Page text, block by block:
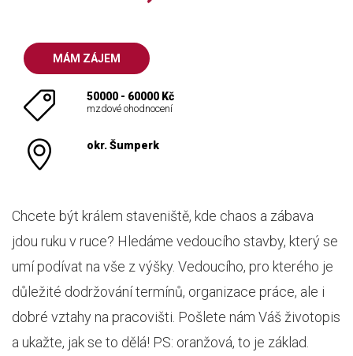
MÁM ZÁJEM
50000 - 60000 Kč
mzdové ohodnocení
okr. Šumperk
Chcete být králem staveniště, kde chaos a zábava
jdou ruku v ruce? Hledáme vedoucího stavby, který se
umí podívat na vše z výšky. Vedoucího, pro kterého je
důležité dodržování termínů, organizace práce, ale i
dobré vztahy na pracovišti. Pošlete nám Váš životopis
a ukažte, jak se to dělá! PS: oranžová, to je základ.